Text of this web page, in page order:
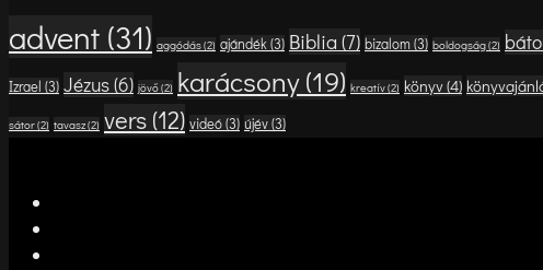
advent (31) aggódás(2) ajándék (3) Biblia (7) bizalom(3) boldogság(2)
Izrael (3) Jézus(6) jövő(2) karácsony(19) kreatív(2) könyv(4)
sátor(2) tavasz(2) vers (12) videó(3) újév(3)